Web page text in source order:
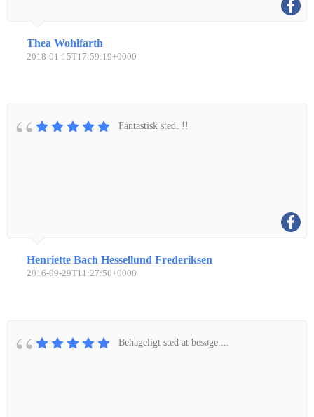
Thea Wohlfarth
2018-01-15T17:59:19+0000
Fantastisk sted, !!
Henriette Bach Hessellund Frederiksen
2016-09-29T11:27:50+0000
Behageligt sted at besøge....